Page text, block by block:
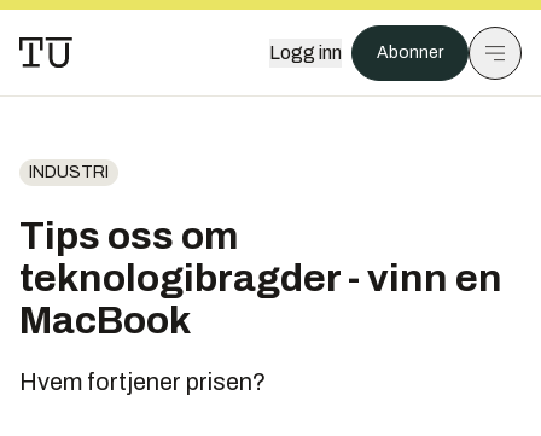
Logg inn Abonner
INDUSTRI
Tips oss om
teknologibragder - vinn en
MacBook
Hvem fortjener prisen?